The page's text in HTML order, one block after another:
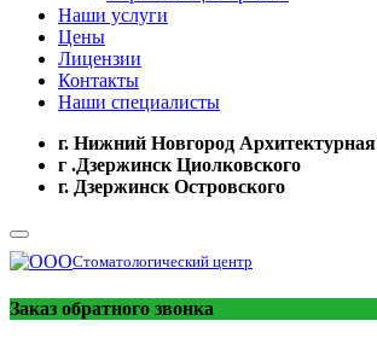
Наши услуги
Цены
Лицензии
Контакты
Наши специалисты
г. Нижний Новгород Архитектурная
г .Дзержинск Циолковского
г. Дзержинск Островского
Стоматологический центр
Заказ обратного звонка